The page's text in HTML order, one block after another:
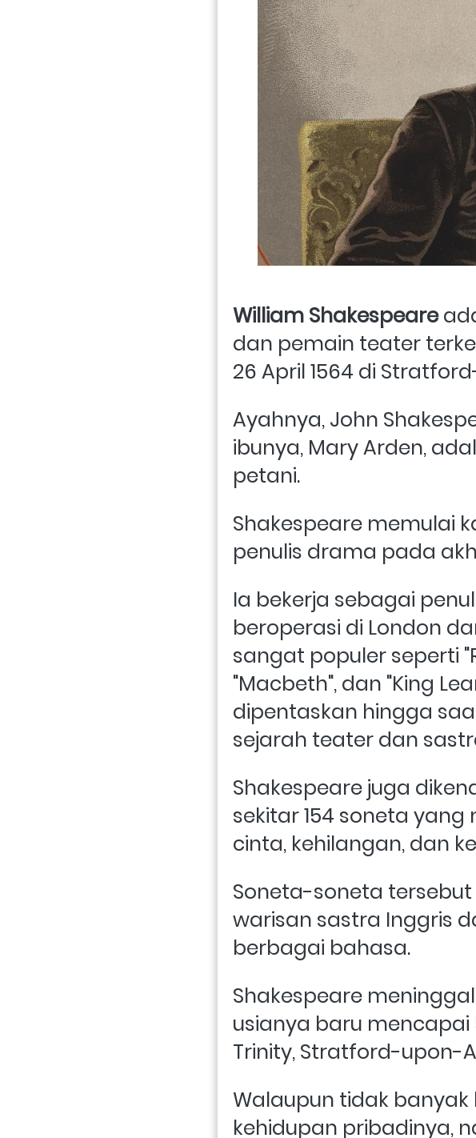
William Shakespeare
dan pemain teater
26 April 1564 di
Ayahnya, John
ibunya, Mary Arden,
petani.
Shakespeare memulai
penulis drama pada
Ia bekerja sebagai
beroperasi di London
sangat populer seperti
"Macbeth", dan "King
dipentaskan hingga
sejarah teater dan
Shakespeare juga
sekitar 154 soneta
cinta, kehilangan, dan
Soneta-soneta
warisan sastra Inggris
berbagai bahasa.
Shakespeare
usianya baru mencapai
Trinity, Stratford-upon-
Walaupun tidak
kehidupan pribadinya,